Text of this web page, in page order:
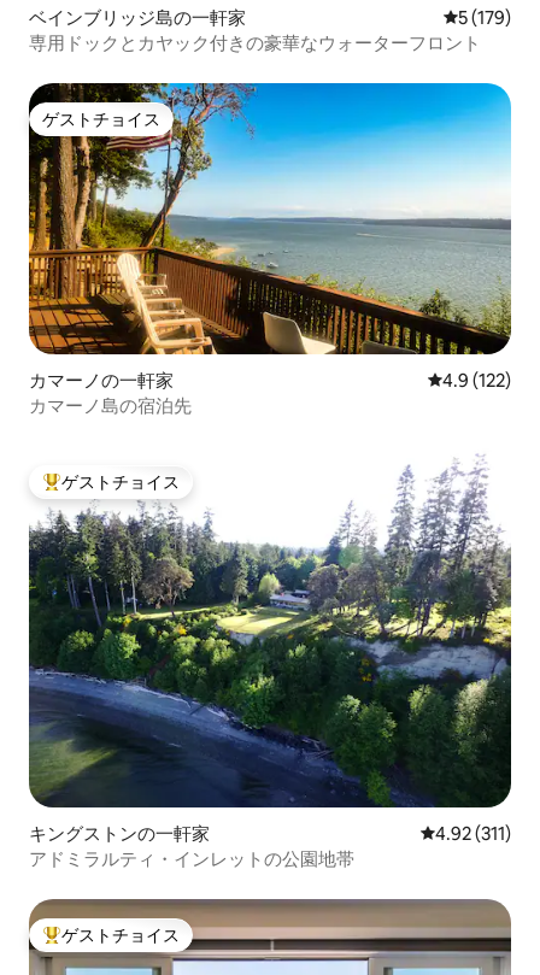
ベインブリッジ島の一軒家 レビュー
5 (179)
専用ドックとカヤック付きの豪華なウォーターフロント
ゲストチョイス
ゲストチョイス
カマーノの一軒家 レビュー122
4.9 (122)
カマーノ島の宿泊先
大好評のゲストチョイスです。
ゲストチョイス
キングストンの一軒家 レビュー311
4.92 (311)
アドミラルティ・インレットの公園地帯
大好評のゲストチョイスです。
ゲストチョイス